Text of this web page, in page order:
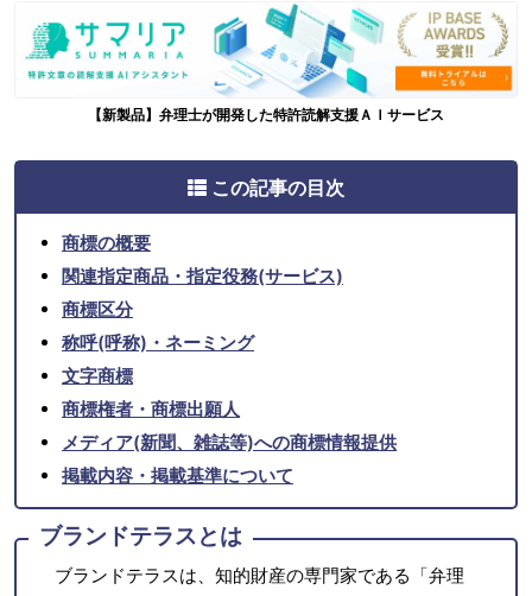
【新製品】弁理士が開発した特許読解支援ＡＩサービス
この記事の目次
商標の概要
関連指定商品・指定役務(サービス)
商標区分
称呼(呼称)・ネーミング
文字商標
商標権者・商標出願人
メディア(新聞、雑誌等)への商標情報提供
掲載内容・掲載基準について
ブランドテラスとは
ブランドテラスは、知的財産の専門家である「弁理